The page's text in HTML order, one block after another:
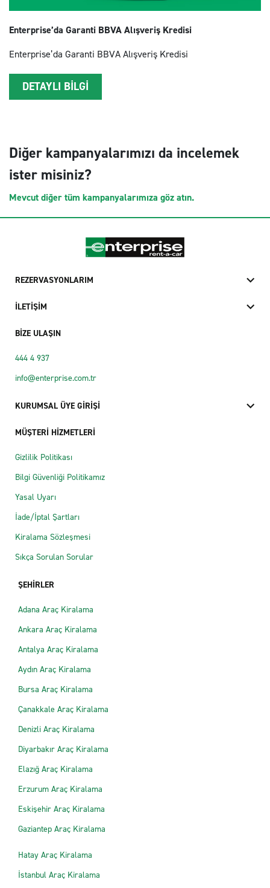
Enterprise’da Garanti BBVA Alışveriş Kredisi
Enterprise’da Garanti BBVA Alışveriş Kredisi
DETAYLI BİLGİ
Diğer kampanyalarımızı da incelemek
ister misiniz?
Mevcut diğer tüm kampanyalarımıza göz atın.
REZERVASYONLARIM
İLETİŞİM
BİZE ULAŞIN
444 4 937
info@enterprise.com.tr
KURUMSAL ÜYE GİRİŞİ
MÜŞTERİ HİZMETLERİ
Gizlilik Politikası
Bilgi Güvenliği Politikamız
Yasal Uyarı
İade/İptal Şartları
Kiralama Sözleşmesi
Sıkça Sorulan Sorular
ŞEHİRLER
Adana Araç Kiralama
Ankara Araç Kiralama
Antalya Araç Kiralama
Aydın Araç Kiralama
Bursa Araç Kiralama
Çanakkale Araç Kiralama
Denizli Araç Kiralama
Diyarbakır Araç Kiralama
Elazığ Araç Kiralama
Erzurum Araç Kiralama
Eskişehir Araç Kiralama
Gaziantep Araç Kiralama
Hatay Araç Kiralama
İstanbul Araç Kiralama